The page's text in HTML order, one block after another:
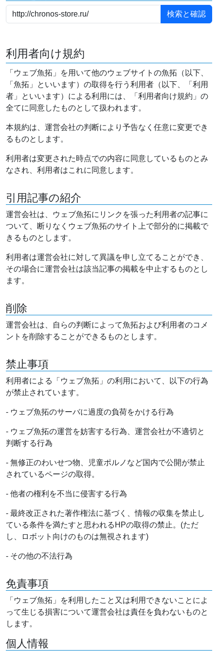
利用者向け規約
「ウェブ魚拓」を用いて他のウェブサイトの魚拓（以下、
「魚拓」といいます）の取得を行う利用者（以下、「利用
者」といいます）による利用には、「利用者向け規約」の
全てに同意したものとして扱われます。
本規約は、運営会社の判断により予告なく任意に変更でき
るものとします。
利用者は変更された時点での内容に同意しているものとみ
なされ、利用者はこれに同意します。
引用記事の紹介
運営会社は、ウェブ魚拓にリンクを張った利用者の記事に
ついて、断りなくウェブ魚拓のサイト上で部分的に掲載で
きるものとします。
利用者は運営会社に対して異議を申し立てることができ、
その場合に運営会社は該当記事の掲載を中止するものとし
ます。
削除
運営会社は、自らの判断によって魚拓および利用者のコメ
ントを削除することができるものとします。
禁止事項
利用者による「ウェブ魚拓」の利用において、以下の行為
が禁止されています。
- ウェブ魚拓のサーバに過度の負荷をかける行為
- ウェブ魚拓の運営を妨害する行為、運営会社が不適切と
判断する行為
- 無修正のわいせつ物、児童ポルノなど国内で公開が禁止
されているページの取得。
- 他者の権利を不当に侵害する行為
- 最終改正された著作権法に基づく、情報の収集を禁止し
ている条件を満たすと思われるHPの取得の禁止。(ただ
し、ロボット向けのものは無視されます)
- その他の不法行為
免責事項
「ウェブ魚拓」を利用したこと又は利用できないことによ
って生じる損害について運営会社は責任を負わないものと
します。
個人情報